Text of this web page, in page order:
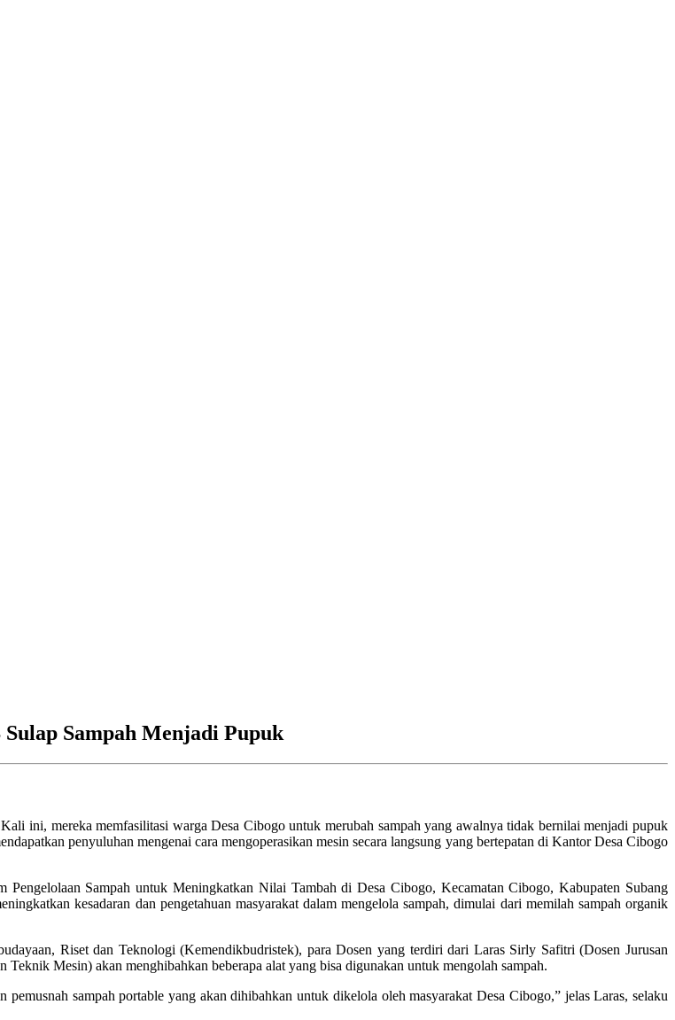
Sampah Menjadi Pupuk
ini, mereka memfasilitasi warga Desa Cibogo untuk merubah sampah yang awalnya tidak bernilai menjadi pupuk
penyuluhan mengenai cara mengoperasikan mesin secara langsung yang bertepatan di Kantor Desa Cibogo
Pengelolaan Sampah untuk Meningkatkan Nilai Tambah di Desa Cibogo, Kecamatan Cibogo, Kabupaten Subang
kesadaran dan pengetahuan masyarakat dalam mengelola sampah, dimulai dari memilah sampah organik
Riset dan Teknologi (Kemendikbudristek), para Dosen yang terdiri dari Laras Sirly Safitri (Dosen Jurusan
Mesin) akan menghibahkan beberapa alat yang bisa digunakan untuk mengolah sampah.
sampah portable yang akan dihibahkan untuk dikelola oleh masyarakat Desa Cibogo,” jelas Laras, selaku